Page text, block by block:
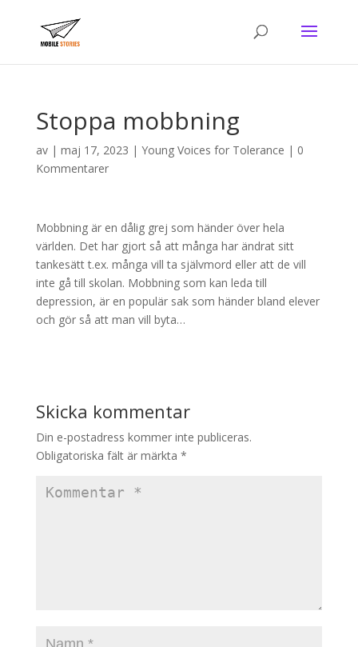
Stoppa mobbning
av | maj 17, 2023 | Young Voices for Tolerance | 0
Kommentarer
Mobbning är en dålig grej som händer över hela
världen. Det har gjort så att många har ändrat sitt
tankesätt t.ex. många vill ta självmord eller att de vill
inte gå till skolan. Mobbning som kan leda till
depression, är en populär sak som händer bland elever
och gör så att man vill byta…
Skicka kommentar
Din e-postadress kommer inte publiceras.
Obligatoriska fält är märkta *